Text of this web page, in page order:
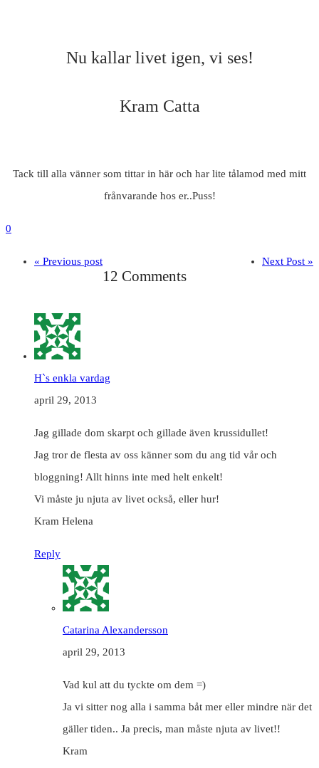
Nu kallar livet igen, vi ses!
Kram Catta
Tack till alla vänner som tittar in här och har lite tålamod med mitt
frånvarande hos er..Puss!
0
« Previous post Next Post »
12 Comments
H`s enkla vardag
april 29, 2013
Jag gillade dom skarpt och gillade även krussidullet!
Jag tror de flesta av oss känner som du ang tid vår och
bloggning! Allt hinns inte med helt enkelt!
Vi måste ju njuta av livet också, eller hur!
Kram Helena
Reply
Catarina Alexandersson
april 29, 2013
Vad kul att du tyckte om dem =)
Ja vi sitter nog alla i samma båt mer eller mindre när det
gäller tiden.. Ja precis, man måste njuta av livet!!
Kram